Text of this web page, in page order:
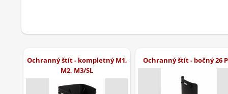
Ochranný štít - kompletný M1,
M2, M3/SL
Ochranný štít - bočný 26